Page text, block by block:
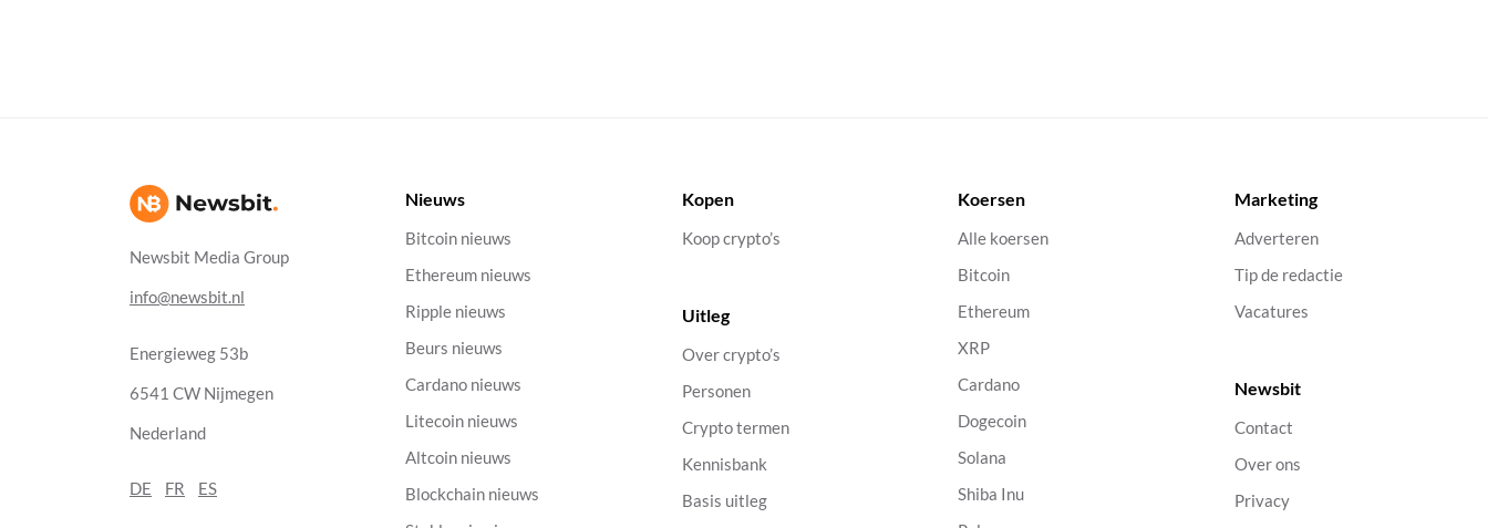
Newsbit Media Group
info@newsbit.nl
Energieweg 53b
6541 CW Nijmegen
Nederland
DE FR ES
Nieuws
Bitcoin nieuws
Ethereum nieuws
Ripple nieuws
Beurs nieuws
Cardano nieuws
Litecoin nieuws
Altcoin nieuws
Blockchain nieuws
Kopen
Koop crypto’s
Uitleg
Over crypto’s
Personen
Crypto termen
Kennisbank
Basis uitleg
Koersen
Alle koersen
Bitcoin
Ethereum
XRP
Cardano
Dogecoin
Solana
Shiba Inu
Marketing
Adverteren
Tip de redactie
Vacatures
Newsbit
Contact
Over ons
Privacy